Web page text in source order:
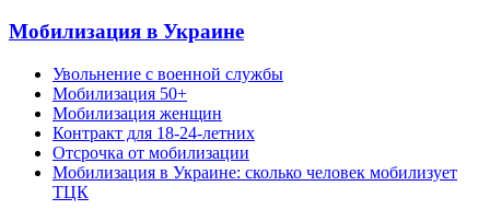
Мобилизация в Украине
Увольнение с военной службы
Мобилизация 50+
Мобилизация женщин
Контракт для 18-24-летних
Отсрочка от мобилизации
Мобилизация в Украине: сколько человек мобилизует
ТЦК